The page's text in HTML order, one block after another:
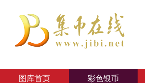
图库首页 彩色银币